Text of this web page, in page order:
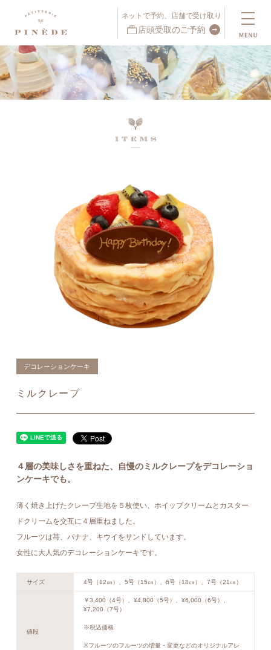
ネットで予約、店舗で受け取り
店頭受取のご予約
ネットで予約、店舗で受け取り
店頭受取予約受付中！
デコレーションケーキ
ミルクレープ
４層の美味しさを重ねた、自慢のミルクレープをデコレーショ
ンケーキでも。
薄く焼き上げたクレープ生地を５枚使い、ホイップクリームとカスター
ドクリームを交互に４層重ねました。
フルーツは苺、バナナ、キウイをサンドしています。
女性に大人気のデコレーションケーキです。
サイズ 4号（12㎝）、5号（15㎝）、6号（18㎝）、7号（21㎝）
値段
￥3,400（4号）、¥4,800（5号）、¥6,000（6号）、
¥7,200（7号）
※税込価格
※フルーツのフルーツの増量・変更などのオリジナルアレ